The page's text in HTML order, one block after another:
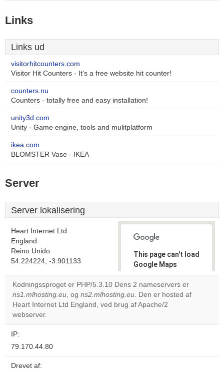
Links
Links ud
visitorhitcounters.com
Visitor Hit Counters - It's a free website hit counter!
counters.nu
Counters - totally free and easy installation!
unity3d.com
Unity - Game engine, tools and mulitplatform
ikea.com
BLOMSTER Vase - IKEA
Server
Server lokalisering
Heart Internet Ltd
England
Reino Unido
54.224224, -3.901133
This page can't load
Google Maps
correctly.
Do you
own this
Kodningssproget er PHP/5.3.10 Dens 2 nameservers er
ns1.mlhosting.eu, og ns2.mlhosting.eu. Den er hosted af
Heart Internet Ltd England, ved brug af Apache/2
webserver.
IP:
79.170.44.80
Drevet af: